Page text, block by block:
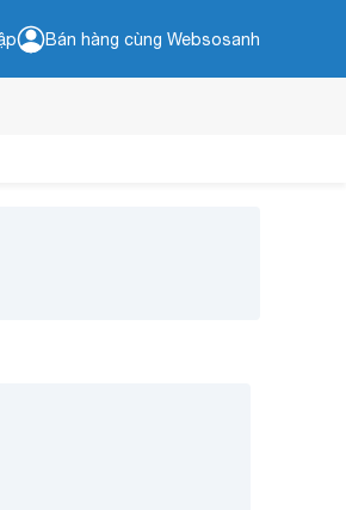
Bán hàng cùng Websosanh